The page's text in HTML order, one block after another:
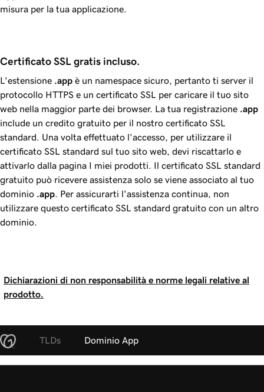
misura per la tua applicazione.
Certificato SSL gratis incluso.
L'estensione .app è un namespace sicuro, pertanto ti server il
protocollo HTTPS e un certificato SSL per caricare il tuo sito
web nella maggior parte dei browser. La tua registrazione .app
include un credito gratuito per il nostro certificato SSL
standard. Una volta effettuato l'accesso, per utilizzare il
certificato SSL standard sul tuo sito web, devi riscattarlo e
attivarlo dalla pagina I miei prodotti. Il certificato SSL standard
gratuito può ricevere assistenza solo se viene associato al tuo
dominio .app. Per assicurarti l'assistenza continua, non
utilizzare questo certificato SSL standard gratuito con un altro
dominio.
Dichiarazioni di non responsabilità e norme legali relative al
prodotto.
TLDs Dominio App